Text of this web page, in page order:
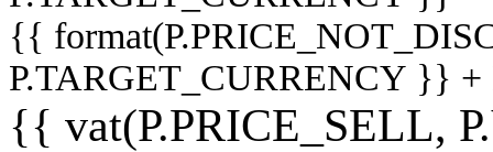
{{
P.TARGET_CURRENCY }}
{{ vat(P.PRICE_SELL,